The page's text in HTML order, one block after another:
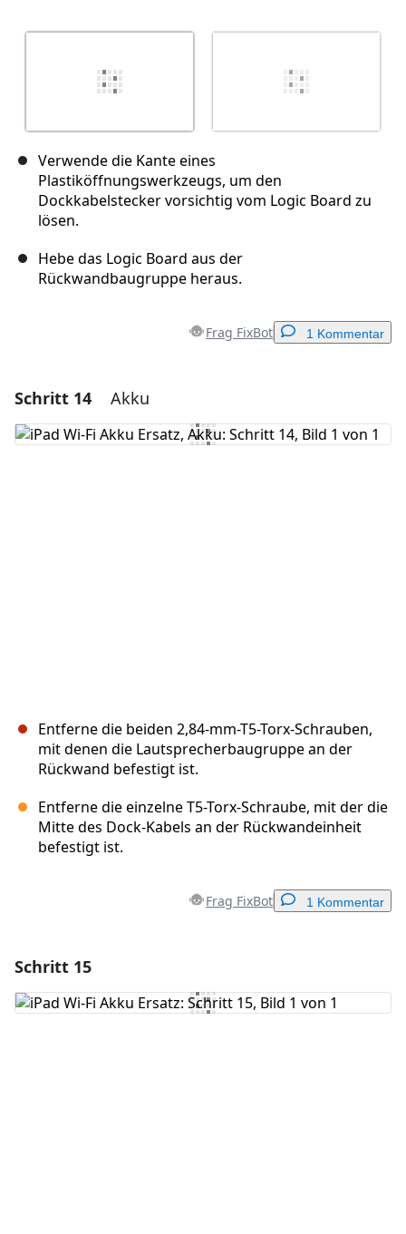
Verwende die Kante eines
Plastiköffnungswerkzeugs, um den
Dockkabelstecker vorsichtig vom Logic Board zu
lösen.
Hebe das Logic Board aus der
Rückwandbaugruppe heraus.
Frag FixBot 1 Kommentar
Einen Kommentar hinzufügen
Kommentar hinzufügen
Schritt 14 Akku
Entferne die beiden 2,84-mm-T5-Torx-Schrauben,
mit denen die Lautsprecherbaugruppe an der
Rückwand befestigt ist.
Entferne die einzelne T5-Torx-Schraube, mit der die
Mitte des Dock-Kabels an der Rückwandeinheit
befestigt ist.
Frag FixBot 1 Kommentar
Kommentar hinzufügen
Schritt 15